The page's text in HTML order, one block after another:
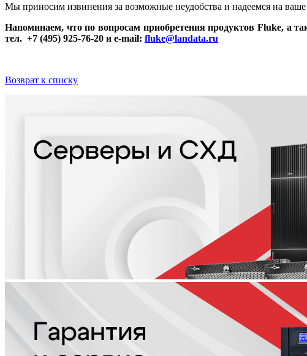
Мы приносим извинения за возможные неудобства и надеемся на
Напоминаем, что по вопросам приобретения продуктов Fluke, а
тел. +7 (495) 925-76-20 и e-mail: fluke@landata.ru
Возврат к списку